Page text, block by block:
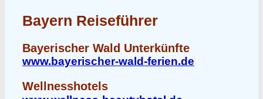
Bayern Reiseführer
Bayerischer Wald Unterkünfte
www.bayerischer-wald-ferien.de
Wellnesshotels